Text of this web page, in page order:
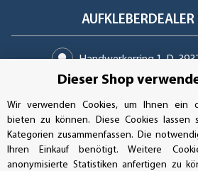
AUFKLEBERDEALER
Handwerkerring 1, D-
Bestellungen/Support: +49
Buchhaltung: +49
Dieser Shop
Wir verwenden Cookies, um Ihnen ein
bieten zu können. Diese Cookies lassen
Kategorien zusammenfassen. Die
Ihren Einkauf benötigt. Weitere
anonymisierte Statistiken anfertigen zu